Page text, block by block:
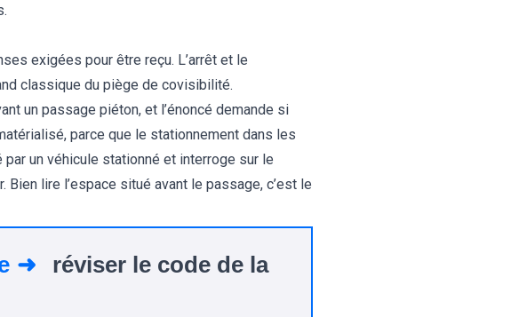
exigées pour être reçu. L’arrêt et le
classique du piège de covisibilité.
un passage piéton, et l’énoncé demande si
parce que le stationnement dans les
un véhicule stationné et interroge sur le
lire l’espace situé avant le passage, c’est le
➜
réviser le code de la